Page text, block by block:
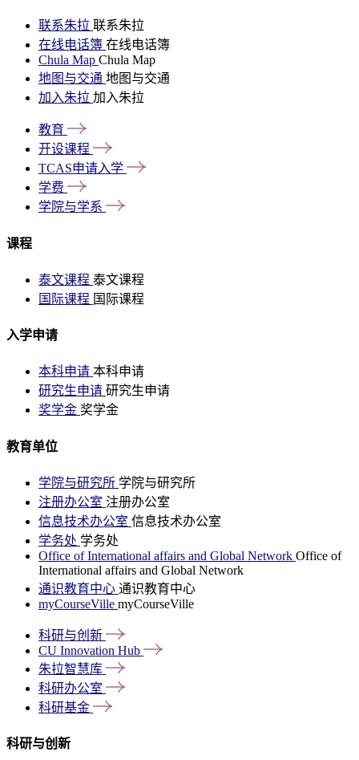
联系朱拉 联系朱拉
在线电话簿 在线电话簿
Chula Map Chula Map
地图与交通 地图与交通
加入朱拉 加入朱拉
教育
开设课程
TCAS申请入学
学费
学院与学系
课程
泰文课程 泰文课程
国际课程 国际课程
入学申请
本科申请 本科申请
研究生申请 研究生申请
奖学金 奖学金
教育单位
学院与研究所 学院与研究所
注册办公室 注册办公室
信息技术办公室 信息技术办公室
学务处 学务处
Office of International affairs and Global Network Office of
International affairs and Global Network
通识教育中心 通识教育中心
myCourseVille myCourseVille
科研与创新
CU Innovation Hub
朱拉智慧库
科研办公室
科研基金
科研与创新